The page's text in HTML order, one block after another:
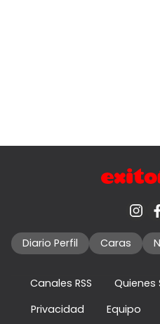
Diario Perfil Caras
Canales RSS Quienes
Privacidad
Equipo